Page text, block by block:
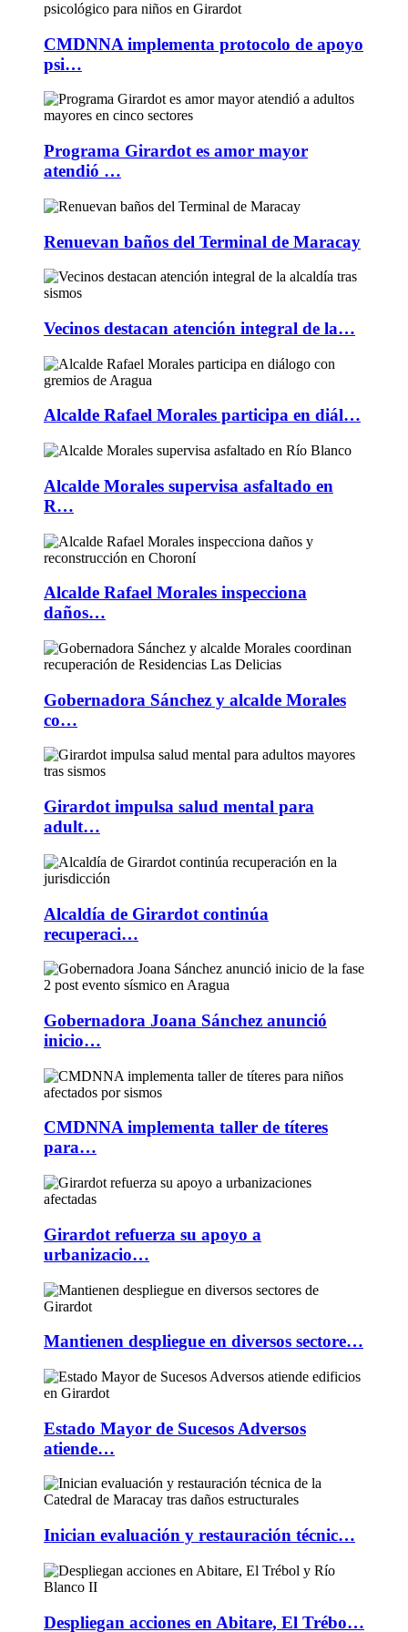
CMDNNA implementa protocolo de apoyo
psi…
Programa Girardot es amor mayor
atendió …
Renuevan baños del Terminal de Maracay
Vecinos destacan atención integral de la…
Alcalde Rafael Morales participa en diál…
Alcalde Morales supervisa asfaltado en
R…
Alcalde Rafael Morales inspecciona
daños…
Gobernadora Sánchez y alcalde Morales
co…
Girardot impulsa salud mental para
adult…
Alcaldía de Girardot continúa
recuperaci…
Gobernadora Joana Sánchez anunció
inicio…
CMDNNA implementa taller de títeres
para…
Girardot refuerza su apoyo a
urbanizacio…
Mantienen despliegue en diversos sectore…
Estado Mayor de Sucesos Adversos
atiende…
Inician evaluación y restauración técnic…
Despliegan acciones en Abitare, El Trébo…